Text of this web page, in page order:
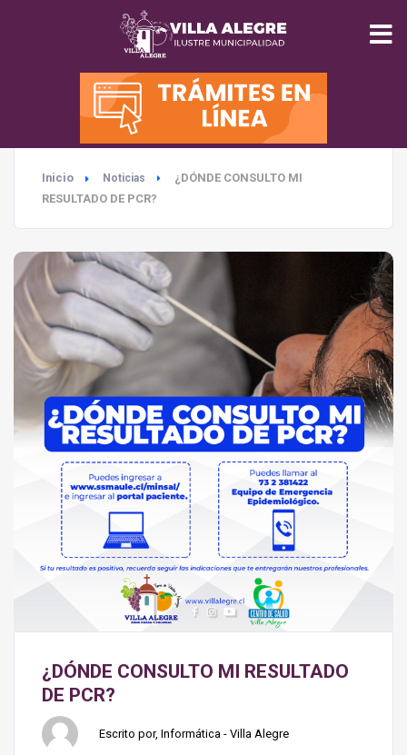
INICIO
MUNICIPALIDAD
SEGURIDAD
TURISMO
MEDIO AMBIENTE
Inicio Noticias
¿DÓNDE CONSULTO MI
RESULTADO DE PCR?
¿DÓNDE CONSULTO MI RESULTADO
DE PCR?
Escrito por, Informática - Villa Alegre